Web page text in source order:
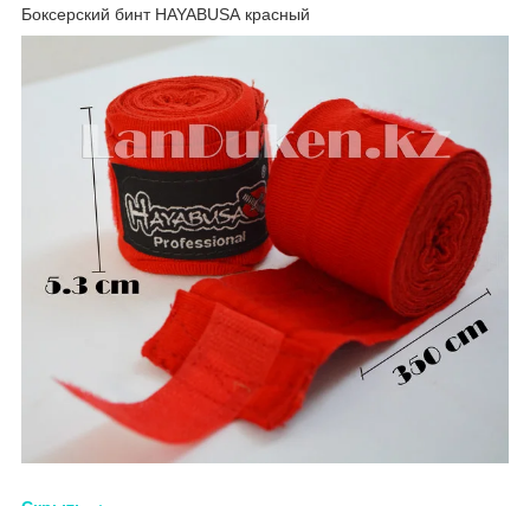
Боксерский бинт HAYABUSA красный